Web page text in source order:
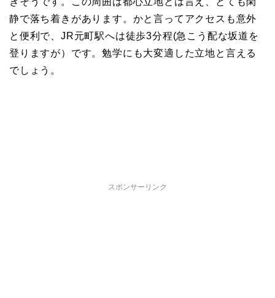
静で落ち着きがあります。かと言ってアクセスも意外
と便利で、JR元町駅へは徒歩3分程(急こう配な坂道を
登りますが）です。勉学にも大変適した立地と言える
でしょう。
スポンサーリンク